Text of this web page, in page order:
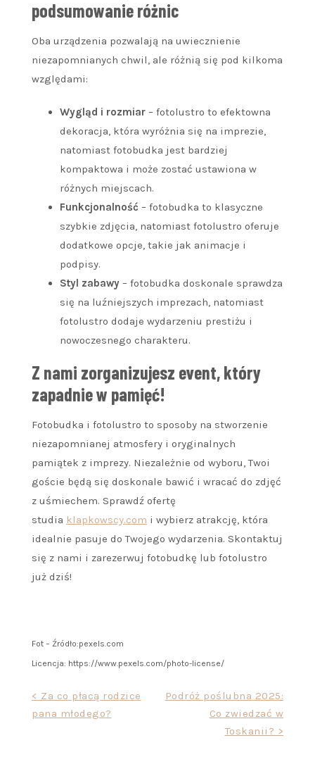
podsumowanie różnic
Oba urządzenia pozwalają na uwiecznienie
niezapomnianych chwil, ale różnią się pod kilkoma
względami:
Wygląd i rozmiar – fotolustro to efektowna
dekoracja, która wyróżnia się na imprezie,
natomiast fotobudka jest bardziej
kompaktowa i może zostać ustawiona w
różnych miejscach.
Funkcjonalność – fotobudka to klasyczne
szybkie zdjęcia, natomiast fotolustro oferuje
dodatkowe opcje, takie jak animacje i
podpisy.
Styl zabawy – fotobudka doskonale sprawdza
się na luźniejszych imprezach, natomiast
fotolustro dodaje wydarzeniu prestiżu i
nowoczesnego charakteru.
Z nami zorganizujesz event, który
zapadnie w pamięć!
Fotobudka i fotolustro to sposoby na stworzenie
niezapomnianej atmosfery i oryginalnych
pamiątek z imprezy. Niezależnie od wyboru, Twoi
goście będą się doskonale bawić i wracać do zdjęć
z uśmiechem. Sprawdź ofertę
studia klapkowscy.com i wybierz atrakcję, która
idealnie pasuje do Twojego wydarzenia. Skontaktuj
się z nami i zarezerwuj fotobudkę lub fotolustro
już dziś!
Fot – Źródło:pexels.com
Licencja: https://www.pexels.com/photo-license/
Nawigacja
wpisu
< Za co płacą rodzice
pana młodego?
Podróż poślubna 2025:
Co zwiedzać w
Toskanii? >